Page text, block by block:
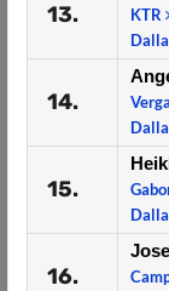
13.
KTR
14.
15.
16.